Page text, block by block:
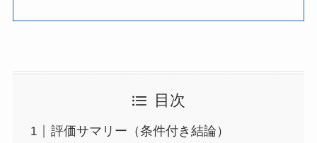
目次
評価サマリー（条件付き結論）